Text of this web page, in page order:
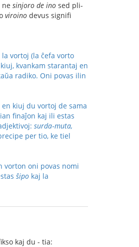
ne sinjoro de ino sed pli-
viroino devus signifi
vortoj (la ĉefa vorto
kvankam starantaj en
radiko. Oni povas ilin
kiuj du vortoj de sama
finaĵon kaj ili estas
surda‑muta,
per tio, ke tiel
vorton oni povas nomi
ŝipo kaj la
kaj du - tia: